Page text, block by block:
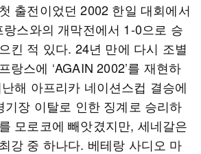
출전이었던 2002 한일 대회에서
랑스와의 개막전에서 1-0으로 승
킨 적 있다. 24년 만에 다시 조별
랑스에 ‘AGAIN 2002’를 재현하
해 아프리카 네이션스컵 결승에
기장 이탈로 인한 징계로 승리하
모로코에 빼앗겼지만, 세네갈은
강 중 하나다. 베테랑 사디오 마